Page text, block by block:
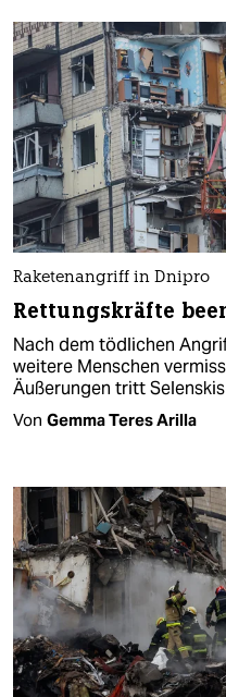
Raketenangriff in Dnipro
Rettungskräfte
Nach dem tödlichen
weitere Menschen
Äußerungen tritt
Von Gemma Teres Arilla